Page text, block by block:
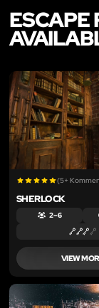
ESCAPE
(5+
SHERLOCK
2 – 6
VIEW